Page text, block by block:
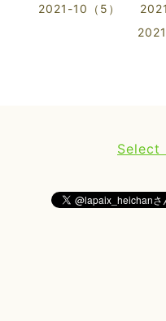
2021-10（5）
Select